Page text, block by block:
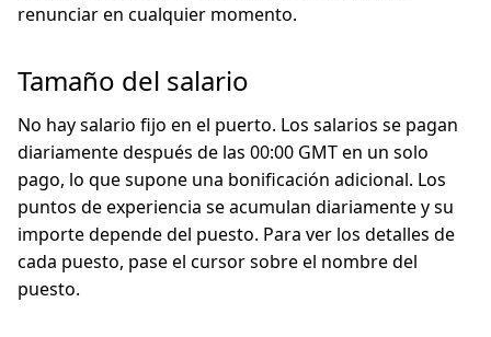
renunciar en cualquier momento.
Tamaño del salario
No hay salario fijo en el puerto. Los salarios se pagan
diariamente después de las 00:00 GMT en un solo
pago, lo que supone una bonificación adicional. Los
puntos de experiencia se acumulan diariamente y su
importe depende del puesto. Para ver los detalles de
cada puesto, pase el cursor sobre el nombre del
puesto.